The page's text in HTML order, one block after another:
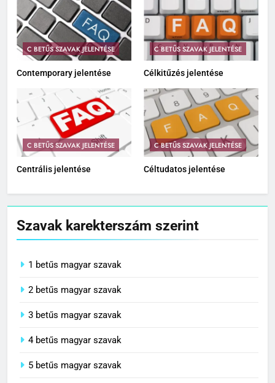
C BETŰS SZAVAK JELENTÉSE
Contemporary jelentése
C BETŰS SZAVAK JELENTÉSE
Célkitűzés jelentése
C BETŰS SZAVAK JELENTÉSE
Centrális jelentése
C BETŰS SZAVAK JELENTÉSE
Céltudatos jelentése
Szavak karekterszám szerint
1 betűs magyar szavak
2 betűs magyar szavak
3 betűs magyar szavak
4 betűs magyar szavak
5 betűs magyar szavak